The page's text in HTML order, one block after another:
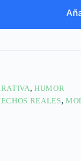
, HUMOR
REALES,